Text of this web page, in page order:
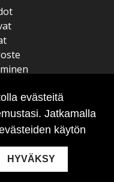
evästeitä
Jatkamalla
käytön
HYVÄKSY